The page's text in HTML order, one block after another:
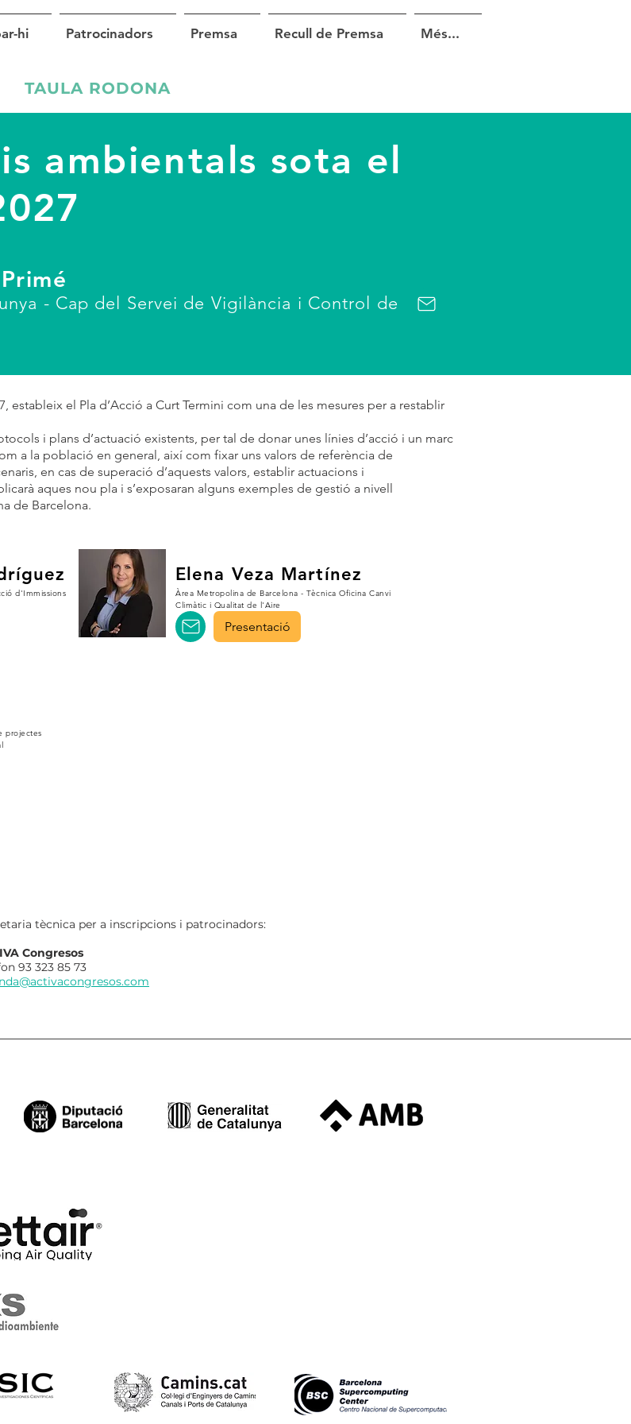
hi Patrocinadors Premsa Recull de Premsa Més...
TAULA RODONA
ambientals sota el
- Cap del Servei de Vigilància i Control de
estableix el Pla d’Acció a Curt Termini com una de les mesures per a restablir
i plans d’actuació existents, per tal de donar unes línies d’acció i un marc
a la població en general, així com fixar uns valors de referència de
en cas de superació d’aquests valors, establir actuacions i
aques nou pla i s’exposaran alguns exemples de gestió a nivell
de Barcelona.
d'Immissions
Elena Veza Martínez
Àrea Metropolina de Barcelona - Tècnica Oficina Canvi
Climàtic i Qualitat de l'Aire
Presentació
projectes
tècnica per a inscripcions i patrocinadors:
Congresos
93 323 85 73